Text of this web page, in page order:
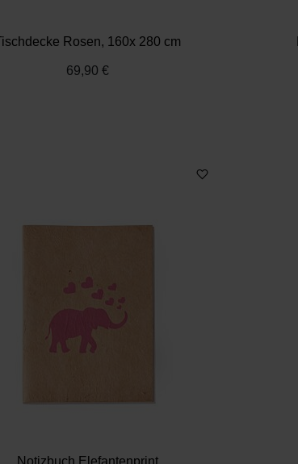
Rosen, 160x 280 cm
69,90 €
Notizbuch Elefantenprint